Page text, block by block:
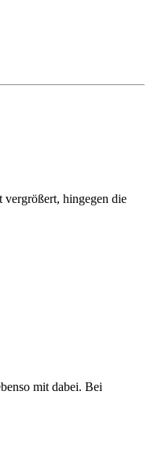
hingegen die
mit dabei. Bei